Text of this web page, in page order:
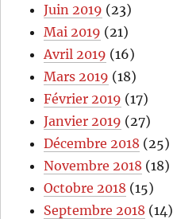
Juin 2019 (23)
Mai 2019 (21)
Avril 2019 (16)
Mars 2019 (18)
Février 2019 (17)
Janvier 2019 (27)
Décembre 2018 (25)
Novembre 2018 (18)
Octobre 2018 (15)
Septembre 2018 (14)